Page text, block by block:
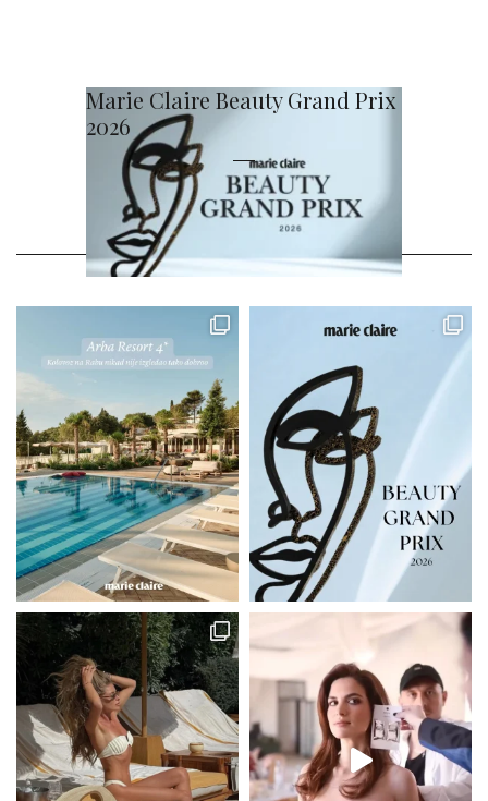
Marie Claire Beauty Grand Prix
2026
@MARIECLAIRE_HR